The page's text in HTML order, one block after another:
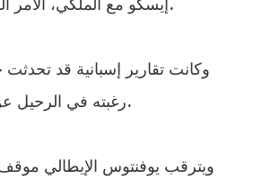
وكانت تقارير إسبانية قد
رغبته في الرحيل عن الريال، حيث ينتظر مولوده الأول من صديقته سارة سالامو.
ويترقب يوفنتوس الإيطالي